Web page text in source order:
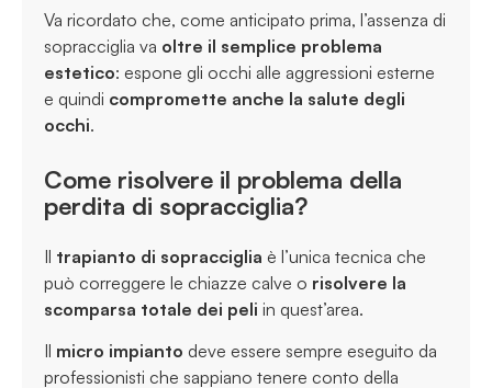
Va ricordato che, come anticipato prima, l’assenza di
sopracciglia va oltre il semplice problema
estetico: espone gli occhi alle aggressioni esterne
e quindi compromette anche la salute degli
occhi.
Come risolvere il problema della
perdita di sopracciglia?
Il trapianto di sopracciglia è l’unica tecnica che
può correggere le chiazze calve o risolvere la
scomparsa totale dei peli in quest’area.
Il micro impianto deve essere sempre eseguito da
professionisti che sappiano tenere conto della